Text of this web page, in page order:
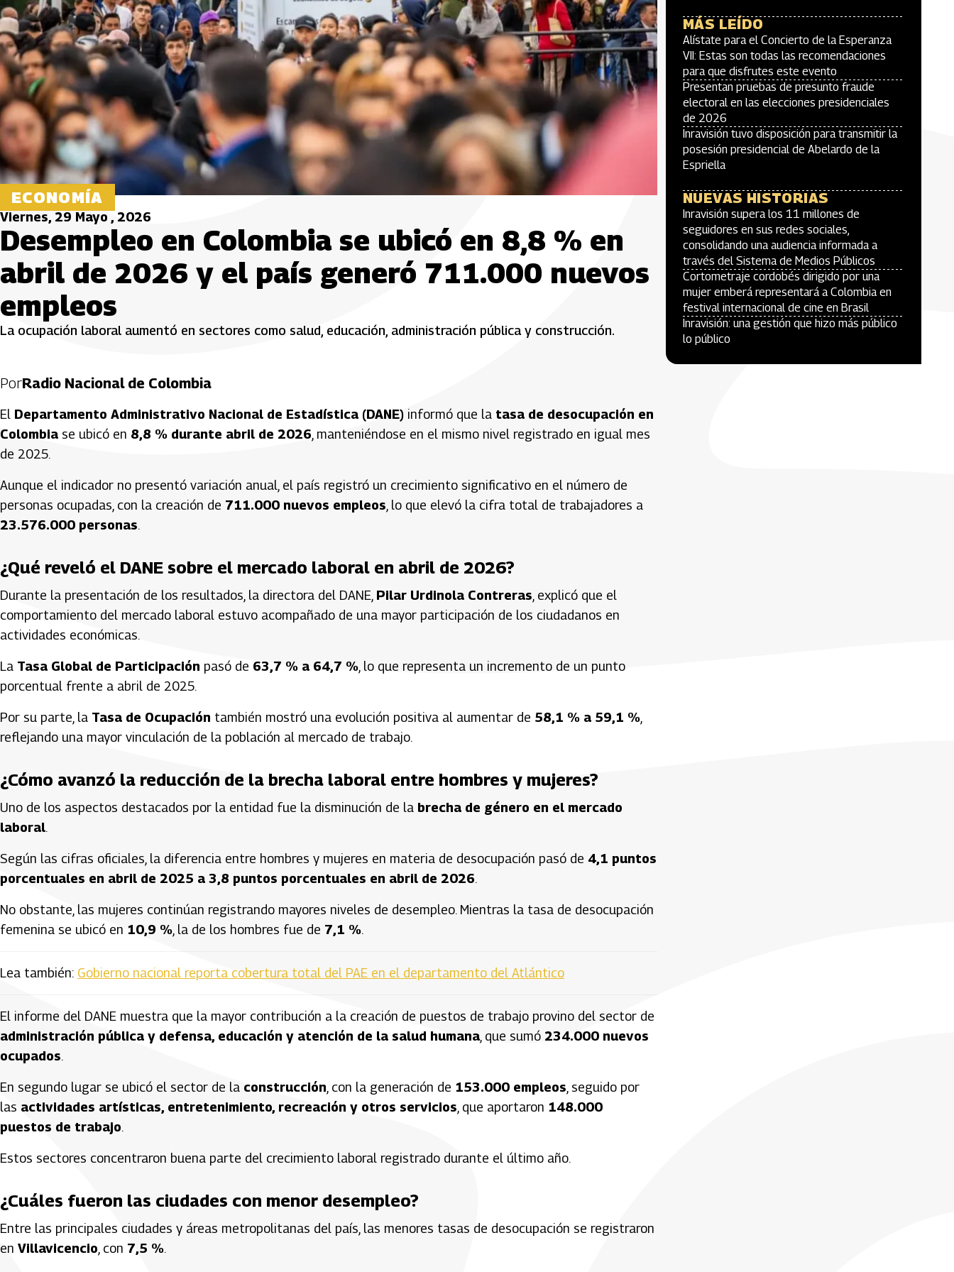
ECONOMÍA
Viernes, 29 Mayo , 2026
Desempleo en Colombia se ubicó en 8,8 % en
abril de 2026 y el país generó 711.000 nuevos
empleos
La ocupación laboral aumentó en sectores como salud, educación, administración pública y construcción.
PorRadio Nacional de Colombia
El Departamento Administrativo Nacional de Estadística (DANE) informó que la tasa de desocupación en
Colombia se ubicó en 8,8 % durante abril de 2026 , manteniéndose en el mismo nivel registrado en igual mes
de 2025.
Aunque el indicador no presentó variación anual, el país registró un crecimiento significativo en el número de
personas ocupadas, con la creación de 711.000 nuevos empleos , lo que elevó la cifra total de trabajadores a
23.576.000 personas.
¿Qué reveló el DANE sobre el mercado laboral en abril de 2026?
Durante la presentación de los resultados, la directora del DANE, Pilar Urdinola Contreras , explicó que el
comportamiento del mercado laboral estuvo acompañado de una mayor participación de los ciudadanos en
actividades económicas.
La Tasa Global de Participación pasó de 63,7 % a 64,7 % , lo que representa un incremento de un punto
porcentual frente a abril de 2025.
Por su parte, la Tasa de Ocupación también mostró una evolución positiva al aumentar de 58,1 % a 59,1 %
reflejando una mayor vinculación de la población al mercado de trabajo.
¿Cómo avanzó la reducción de la brecha laboral entre hombres y mujeres?
Uno de los aspectos destacados por la entidad fue la disminución de la brecha de género en el mercado
laboral.
Según las cifras oficiales, la diferencia entre hombres y mujeres en materia de desocupación pasó de 4,1 puntos
porcentuales en abril de 2025 a 3,8 puntos porcentuales en abril de 2026.
No obstante, las mujeres continúan registrando mayores niveles de desempleo. Mientras la tasa de desocupación
femenina se ubicó en 10,9 % , la de los hombres fue de 7,1 %.
Lea también: Gobierno nacional reporta cobertura total del PAE en el departamento del Atlántico
El informe del DANE muestra que la mayor contribución a la creación de puestos de trabajo provino del sector de
administración pública y defensa, educación y atención de la salud humana , que sumó 234.000 nuevos
ocupados.
En segundo lugar se ubicó el sector de la construcción , con la generación de 153.000 empleos , seguido por
las actividades artísticas, entretenimiento, recreación y otros servicios , que aportaron 148.000
puestos de trabajo.
Estos sectores concentraron buena parte del crecimiento laboral registrado durante el último año.
¿Cuáles fueron las ciudades con menor desempleo?
Entre las principales ciudades y áreas metropolitanas del país, las menores tasas de desocupación se registraron
en Villavicencio , con 7,5 %.
MÁS LEÍDO
Alístate para el Concierto de la Esperanza
VII: Estas son todas las recomendaciones
para que disfrutes este evento
Presentan pruebas de presunto fraude
electoral en las elecciones presidenciales
de 2026
Inravisión tuvo disposición para transmitir la
posesión presidencial de Abelardo de la
Espriella
NUEVAS HISTORIAS
Inravisión supera los 11 millones de
seguidores en sus redes sociales,
consolidando una audiencia informada a
través del Sistema de Medios Públicos
Cortometraje cordobés dirigido por una
mujer emberá representará a Colombia en
festival internacional de cine en Brasil
Inravisión: una gestión que hizo más público
lo público